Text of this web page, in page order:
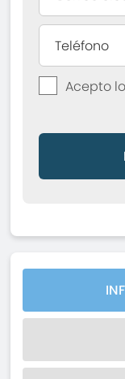
Acepto